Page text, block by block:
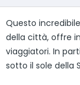
Questo
della città, offre
viaggiatori. In
sotto il sole della